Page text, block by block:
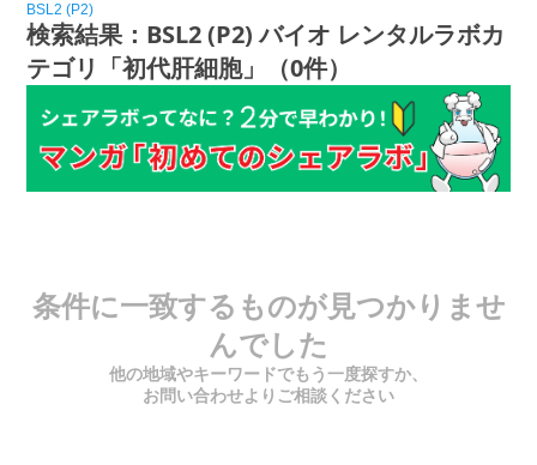
BSL2 (P2)
検索結果：BSL2 (P2) バイオ レンタルラボカ
テゴリ「初代肝細胞」（0件）
条件に一致するものが見つかりませ
んでした
他の地域やキーワードでもう一度探すか、
お問い合わせよりご相談ください